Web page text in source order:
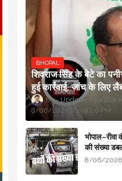
BHOPAL
शिवराज सिंह के बेटे का
हुई कार्रवाई, जांच के लिए
Updesh Awasthee
8/06/2026 10:09:00 PM
भोपाल–रीवा
की संख्या
8/06/2026